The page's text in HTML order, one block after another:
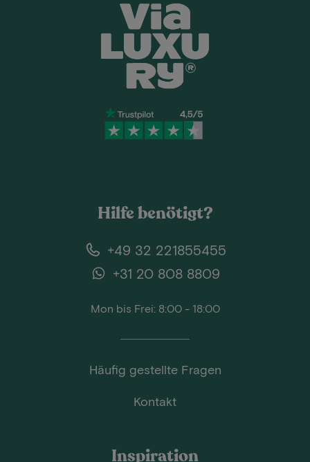
Hilfe benötigt?
+49 32 221855455
+31 20 808 8809
Mon bis Frei: 8:00 - 18:00
Häufig gestellte Fragen
Kontakt
Inspiration